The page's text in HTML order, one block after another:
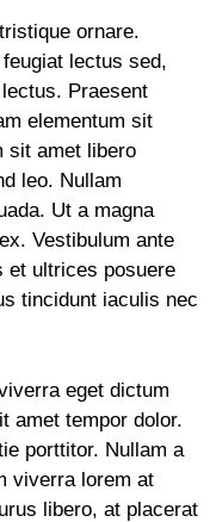
ornare.
lectus sed,
Praesent
elementum sit
sit amet libero
leo. Nullam
Ut a magna
Vestibulum ante
et ultrices posuere
tincidunt iaculis nec
eget dictum
amet tempor dolor.
porttitor. Nullam a
viverra lorem at
libero, at placerat